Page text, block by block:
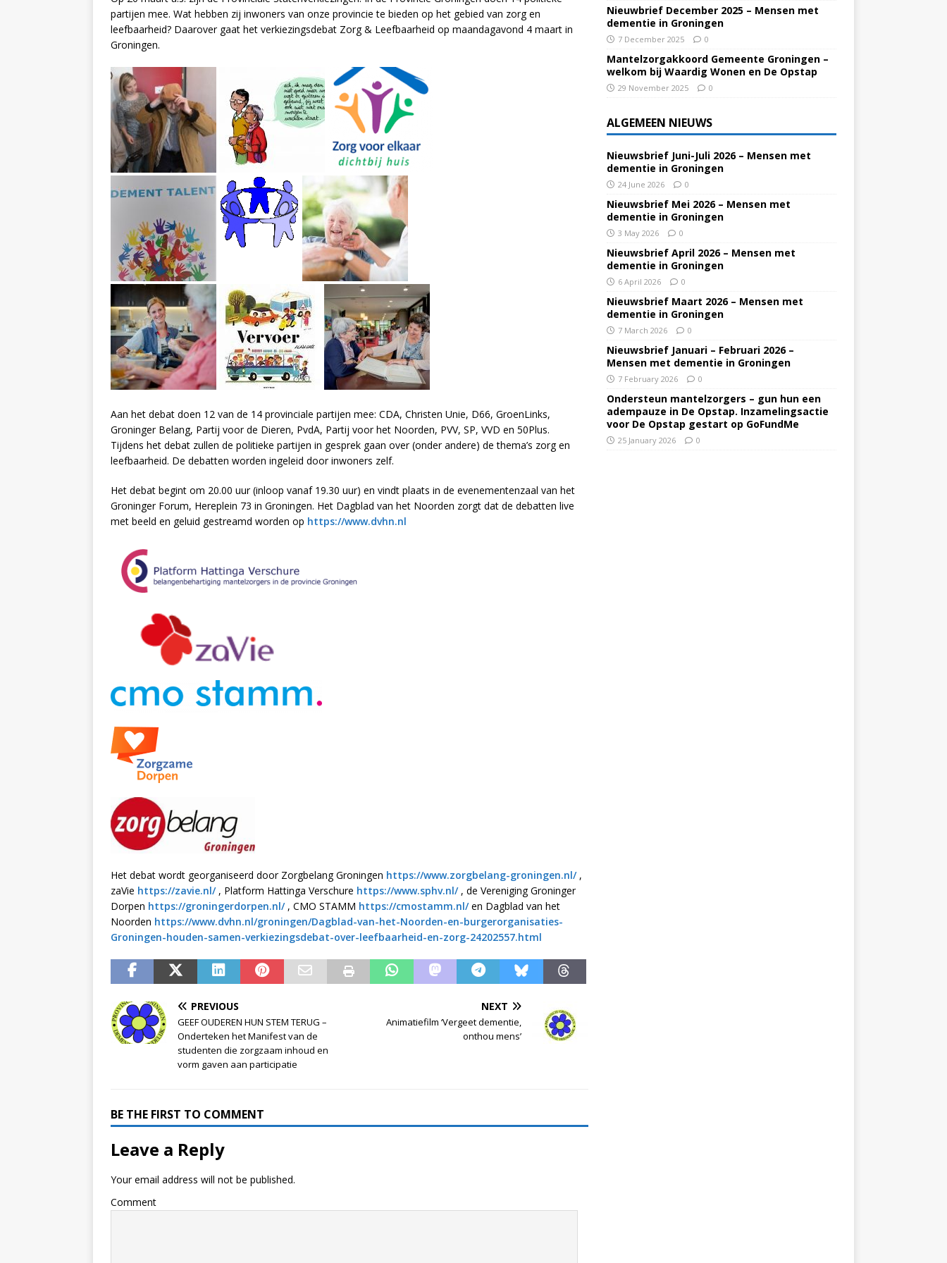
partijen mee. Wat hebben zij inwoners van onze provincie te bieden op het gebied van zorg en
leefbaarheid? Daarover gaat het verkiezingsdebat Zorg & Leefbaarheid op maandagavond 4 maart in
Groningen.
Aan het debat doen 12 van de 14 provinciale partijen mee: CDA, Christen Unie, D66, GroenLinks,
Groninger Belang, Partij voor de Dieren, PvdA, Partij voor het Noorden, PVV, SP, VVD en 50Plus.
Tijdens het debat zullen de politieke partijen in gesprek gaan over (onder andere) de thema’s zorg en
leefbaarheid. De debatten worden ingeleid door inwoners zelf.
Het debat begint om 20.00 uur (inloop vanaf 19.30 uur) en vindt plaats in de evenementenzaal van het
Groninger Forum, Hereplein 73 in Groningen. Het Dagblad van het Noorden zorgt dat de debatten live
met beeld en geluid gestreamd worden op https://www.dvhn.nl
Het debat wordt georganiseerd door Zorgbelang Groningen https://www.zorgbelang-groningen.nl/,
zaVie https://zavie.nl/, Platform Hattinga Verschure https://www.sphv.nl/, de Vereniging Groninger
Dorpen https://groningerdorpen.nl/, CMO STAMM https://cmostamm.nl/en Dagblad van het
Noorden https://www.dvhn.nl/groningen/Dagblad-van-het-Noorden-en-burgerorganisaties-
Groningen-houden-samen-verkiezingsdebat-over-leefbaarheid-en-zorg-24202557.html
PREVIOUS
GEEF OUDEREN HUN STEM TERUG –
Onderteken het Manifest van de
studenten die zorgzaam inhoud en
vorm gaven aan participatie
NEXT
Animatiefilm ‘Vergeet dementie,
onthou mens’
BE THE FIRST TO COMMENT
Leave a Reply
Your email address will not be published.
Comment
Nieuwbrief December 2025 – Mensen met
dementie in Groningen
7 December 2025 0
Mantelzorgakkoord Gemeente Groningen –
welkom bij Waardig Wonen en De Opstap
29 November 2025 0
ALGEMEEN NIEUWS
Nieuwsbrief Juni-Juli 2026 – Mensen met
dementie in Groningen
24 June 2026 0
Nieuwsbrief Mei 2026 – Mensen met
dementie in Groningen
3 May 2026 0
Nieuwsbrief April 2026 – Mensen met
dementie in Groningen
6 April 2026 0
Nieuwsbrief Maart 2026 – Mensen met
dementie in Groningen
7 March 2026 0
Nieuwsbrief Januari – Februari 2026 –
Mensen met dementie in Groningen
7 February 2026 0
Ondersteun mantelzorgers – gun hun een
adempauze in De Opstap. Inzamelingsactie
voor De Opstap gestart op GoFundMe
25 January 2026 0